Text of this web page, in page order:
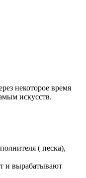
некоторое время
искусств.
( песка),
и вырабатывают